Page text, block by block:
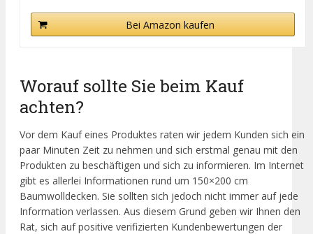
Bei Amazon kaufen
Worauf sollte Sie beim Kauf
achten?
Vor dem Kauf eines Produktes raten wir jedem Kunden sich ein
paar Minuten Zeit zu nehmen und sich erstmal genau mit den
Produkten zu beschäftigen und sich zu informieren. Im Internet
gibt es allerlei Informationen rund um 150×200 cm
Baumwolldecken. Sie sollten sich jedoch nicht immer auf jede
Information verlassen. Aus diesem Grund geben wir Ihnen den
Rat, sich auf positive verifizierten Kundenbewertungen der